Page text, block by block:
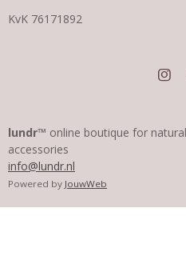
KvK 76171892
I
a
lundr™ online boutique for
accessories
info@lundr.nl
Powered by JouwWeb